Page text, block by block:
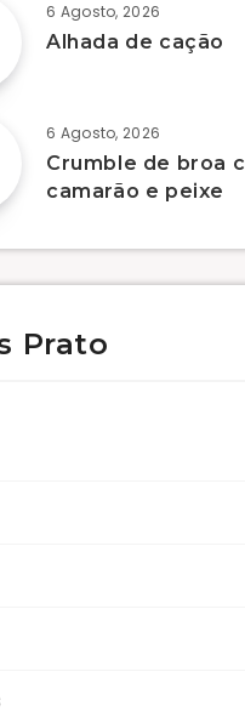
6 Agosto, 2026
Alhada de cação
6 Agosto, 2026
Crumble de broa
camarão e peixe
Prato